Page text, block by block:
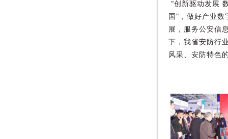
“创新驱动发展
国”，做好产业
展，服务公安信
下，我省安防行
风采、安防特色